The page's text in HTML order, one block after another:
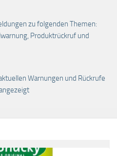
zu folgenden Themen:
Produktrückruf und
Warnungen und Rückrufe